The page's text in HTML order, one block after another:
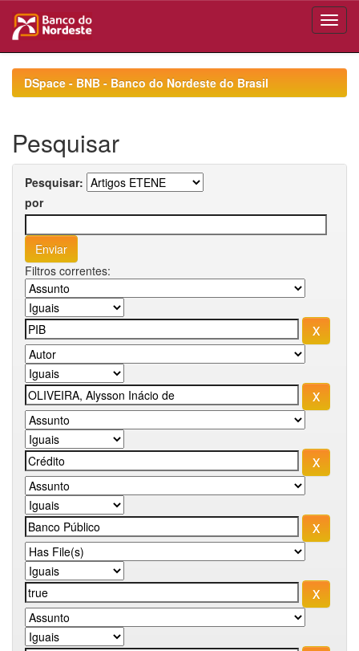
navigationDSpace - BNB - Banco do Nordeste do Brasil
Pesquisar
Pesquisar:
por
Filtros correntes: